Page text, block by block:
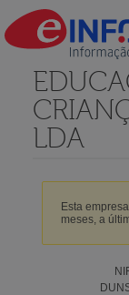
LDA
Esta
meses, a